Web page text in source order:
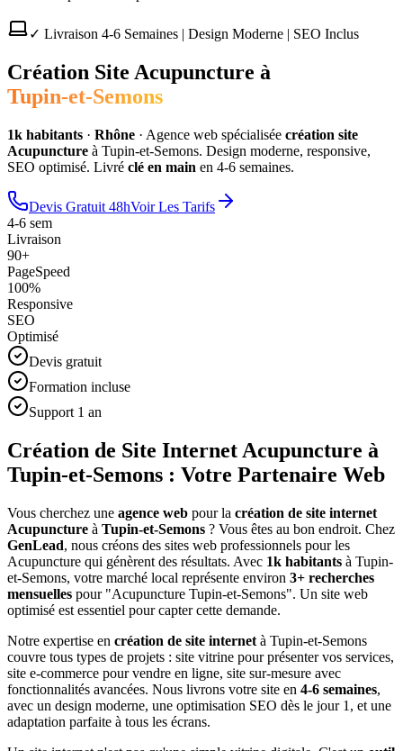
✓ Livraison 4-6 Semaines | Design Moderne | SEO Inclus
Création Site Acupuncture à
Tupin-et-Semons
1k habitants · Rhône · Agence web spécialisée création site
Acupuncture à Tupin-et-Semons. Design moderne, responsive,
SEO optimisé. Livré clé en main en 4-6 semaines.
Devis Gratuit 48hVoir Les Tarifs
4-6 sem
Livraison
90+
PageSpeed
100%
Responsive
SEO
Optimisé
Devis gratuit
Formation incluse
Support 1 an
Création de Site Internet Acupuncture à
Tupin-et-Semons : Votre Partenaire Web
Vous cherchez une agence web pour la création de site internet
Acupuncture à Tupin-et-Semons ? Vous êtes au bon endroit. Chez
GenLead, nous créons des sites web professionnels pour les
Acupuncture qui génèrent des résultats. Avec 1k habitants à Tupin-
et-Semons, votre marché local représente environ 3+ recherches
mensuelles pour "Acupuncture Tupin-et-Semons". Un site web
optimisé est essentiel pour capter cette demande.
Notre expertise en création de site internet à Tupin-et-Semons
couvre tous types de projets : site vitrine pour présenter vos services,
site e-commerce pour vendre en ligne, site sur-mesure avec
fonctionnalités avancées. Nous livrons votre site en 4-6 semaines,
avec un design moderne, une optimisation SEO dès le jour 1, et une
adaptation parfaite à tous les écrans.